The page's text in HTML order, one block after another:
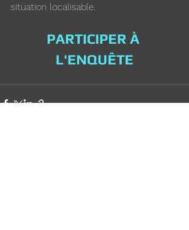
situation localisable.
PARTICIPER À
L'ENQUÊTE